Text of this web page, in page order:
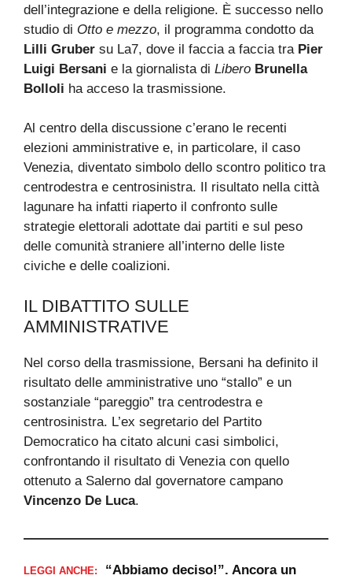
dell’integrazione e della religione. È successo nello
studio di Otto e mezzo, il programma condotto da
Lilli Gruber su La7, dove il faccia a faccia tra Pier
Luigi Bersani e la giornalista di Libero Brunella
Bolloli ha acceso la trasmissione.
Al centro della discussione c’erano le recenti
elezioni amministrative e, in particolare, il caso
Venezia, diventato simbolo dello scontro politico tra
centrodestra e centrosinistra. Il risultato nella città
lagunare ha infatti riaperto il confronto sulle
strategie elettorali adottate dai partiti e sul peso
delle comunità straniere all’interno delle liste
civiche e delle coalizioni.
IL DIBATTITO SULLE
AMMINISTRATIVE
Nel corso della trasmissione, Bersani ha definito il
risultato delle amministrative uno “stallo” e un
sostanziale “pareggio” tra centrodestra e
centrosinistra. L’ex segretario del Partito
Democratico ha citato alcuni casi simbolici,
confrontando il risultato di Venezia con quello
ottenuto a Salerno dal governatore campano
Vincenzo De Luca.
LEGGI ANCHE:
“Abbiamo deciso!”. Ancora un